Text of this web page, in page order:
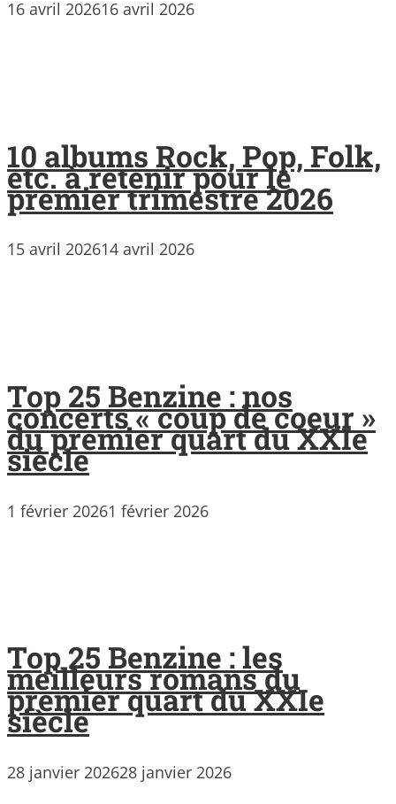
16 avril 202616 avril 2026
10 albums Rock, Pop, Folk,
etc. à retenir pour le
premier trimestre 2026
15 avril 202614 avril 2026
Top 25 Benzine : nos
concerts « coup de coeur »
du premier quart du XXIe
siècle
1 février 20261 février 2026
Top 25 Benzine : les
meilleurs romans du
premier quart du XXIe
siècle
28 janvier 202628 janvier 2026